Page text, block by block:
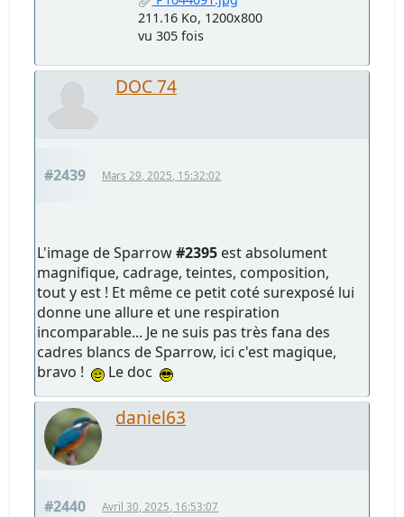
211.16 Ko, 1200x800
vu 305 fois
DOC 74
#2439 Mars 29, 2025, 15:32:02
L'image de Sparrow#2395 est absolument
magnifique, cadrage, teintes, composition,
tout y est ! Et même ce petit coté surexposé lui
donne une allure et une respiration
incomparable... Je ne suis pas très fana des
cadres blancs de Sparrow, ici c'est magique,
bravo !
Le doc
daniel63
#2440 Avril 30, 2025, 16:53:07